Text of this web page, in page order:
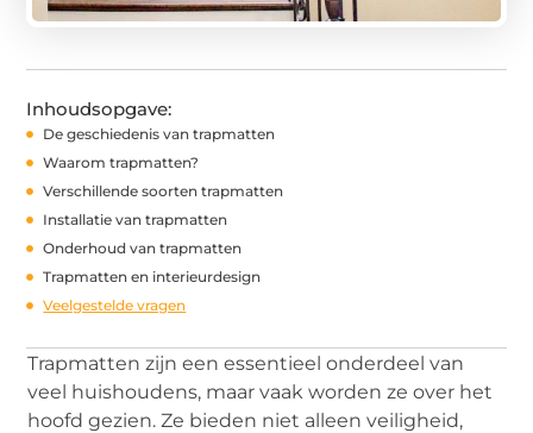
Inhoudsopgave:
De geschiedenis van trapmatten
Waarom trapmatten?
Verschillende soorten trapmatten
Installatie van trapmatten
Onderhoud van trapmatten
Trapmatten en interieurdesign
Veelgestelde vragen
Trapmatten zijn een essentieel onderdeel van
veel huishoudens, maar vaak worden ze over het
hoofd gezien. Ze bieden niet alleen veiligheid,